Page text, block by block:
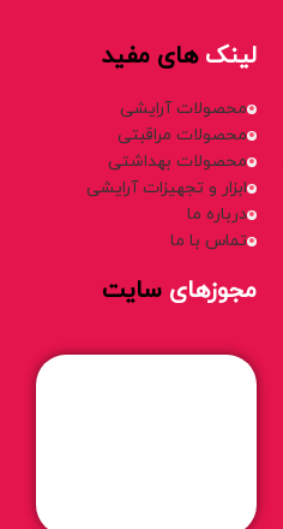
لینک های مفید
محصولات آرایشی
محصولات مراقبتی
محصولات بهداشتی
ابزار و تجهیزات آرایشی
درباره ما
تماس با ما
مجوزهای سایت